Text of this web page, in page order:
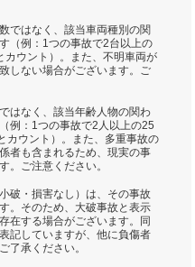
ではなく、該当車両種別の関
（例：1つの事故で2台以上の
ウント）。また、不明車両が
しない場合がございます。ご
はなく、該当年齢人物の関わ
例：1つの事故で2人以上の25
カウント）。また、多重事故の
者も含まれるため、現実の事
。ご注意ください。
破・損害なし）は、その事故
。そのため、大破事故と表示
在する場合がございます。同
記していますが、他に負傷者
了承ください。